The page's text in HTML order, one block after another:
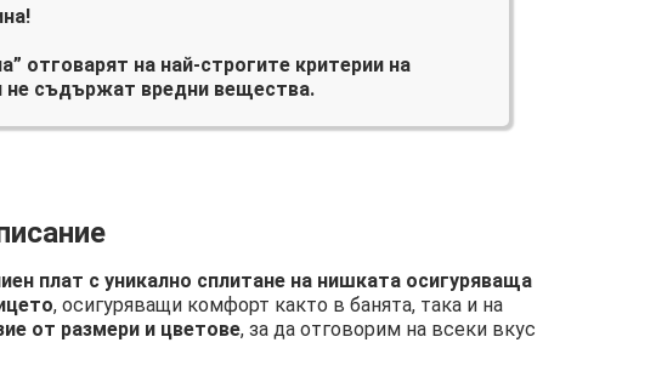
отговарят на най-строгите критерии на
не съдържат вредни вещества.
плат с уникално сплитане на нишката осигуряваща
, осигуряващи комфорт както в банята, така и на
от размери и цветове, за да отговорим на всеки вкус